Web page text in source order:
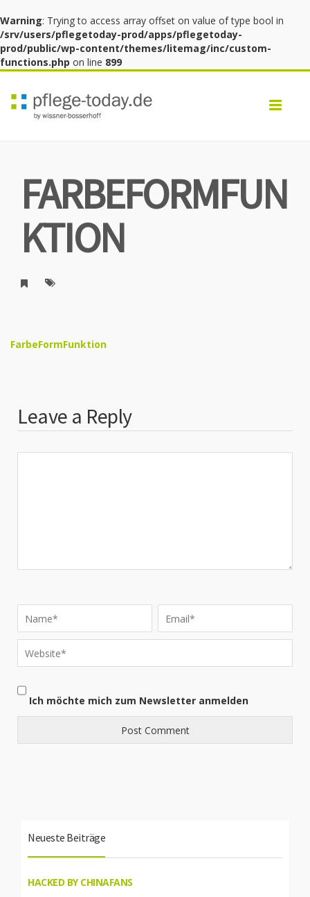
Warning: Trying to access array offset on value of type bool in
/srv/users/pflegetoday-prod/apps/pflegetoday-
prod/public/wp-content/themes/litemag/inc/custom-
functions.php on line 899
FARBEFORMFUN
KTION
FarbeFormFunktion
Leave a Reply
Ich möchte mich zum Newsletter anmelden
Neueste Beiträge
HACKED BY CHINAFANS